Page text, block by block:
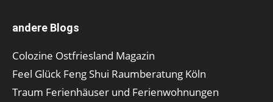
andere Blogs
Colozine Ostfriesland Magazin
Feel Glück Feng Shui Raumberatung Köln
Traum Ferienhäuser und Ferienwohnungen